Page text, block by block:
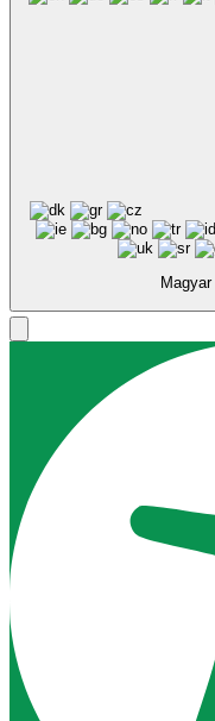
Magyar